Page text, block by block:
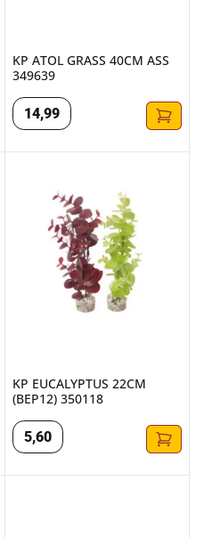
KP ATOL GRASS 40CM ASS
349639
14,99
KP EUCALYPTUS 22CM
(BEP12) 350118
5,60